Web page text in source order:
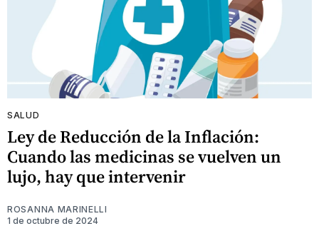
SALUD
Ley de Reducción de la Inflación:
Cuando las medicinas se vuelven un
lujo, hay que intervenir
ROSANNA MARINELLI
1 de octubre de 2024